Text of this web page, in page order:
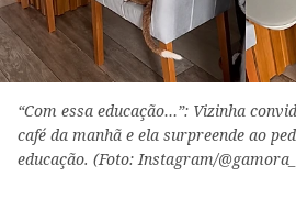
“Com essa educação…”: Vizinha
café da manhã e ela surpreende ao
educação. (Foto: Instagram/